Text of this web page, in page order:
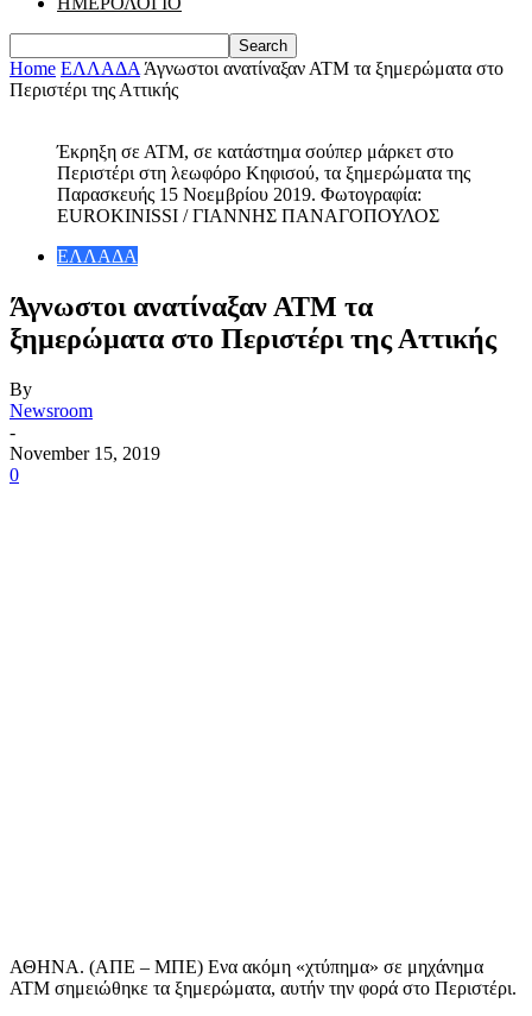
Home ΕΛΛΑΔΑ Άγνωστοι ανατίναξαν ΑΤΜ τα ξημερώματα στο
Περιστέρι της Αττικής
Έκρηξη σε ΑΤΜ, σε κατάστημα σούπερ μάρκετ στο
Περιστέρι στη λεωφόρο Κηφισού, τα ξημερώματα της
Παρασκευής 15 Νοεμβρίου 2019. Φωτογραφία:
EUROKINISSI / ΓΙΑΝΝΗΣ ΠΑΝΑΓΟΠΟΥΛΟΣ
ΕΛΛΑΔΑ
Άγνωστοι ανατίναξαν ΑΤΜ τα
ξημερώματα στο Περιστέρι της Αττικής
By
Newsroom
-
November 15, 2019
0
ΑΘΗΝΑ. (ΑΠΕ – ΜΠΕ) Ενα ακόμη «χτύπημα» σε μηχάνημα
ΑΤΜ σημειώθηκε τα ξημερώματα, αυτήν την φορά στο Περιστέρι.